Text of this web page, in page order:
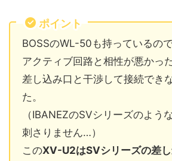
ポイント
BOSSのWL-50も持っているので
アクティブ回路と相性が悪かった
差し込み口と干渉して接続でき
た。
（IBANEZのSVシリーズのよう
刺さりません…）
このXV-U2はSVシリーズの差